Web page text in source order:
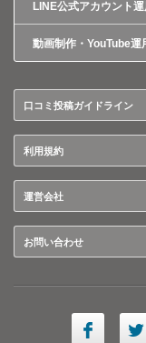
LINE公式アカウント
動画制作・YouTube
口コミ投稿ガイドライン
利用規約
運営会社
お問い合わせ